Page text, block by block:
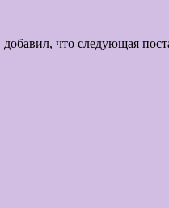
что следующая